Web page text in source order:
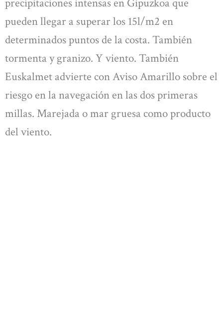
precipitaciones intensas en Gipuzkoa que
pueden llegar a superar los 15l/m2 en
determinados puntos de la costa. También
tormenta y granizo. Y viento. También
Euskalmet advierte con Aviso Amarillo sobre el
riesgo en la navegación en las dos primeras
millas. Marejada o mar gruesa como producto
del viento.